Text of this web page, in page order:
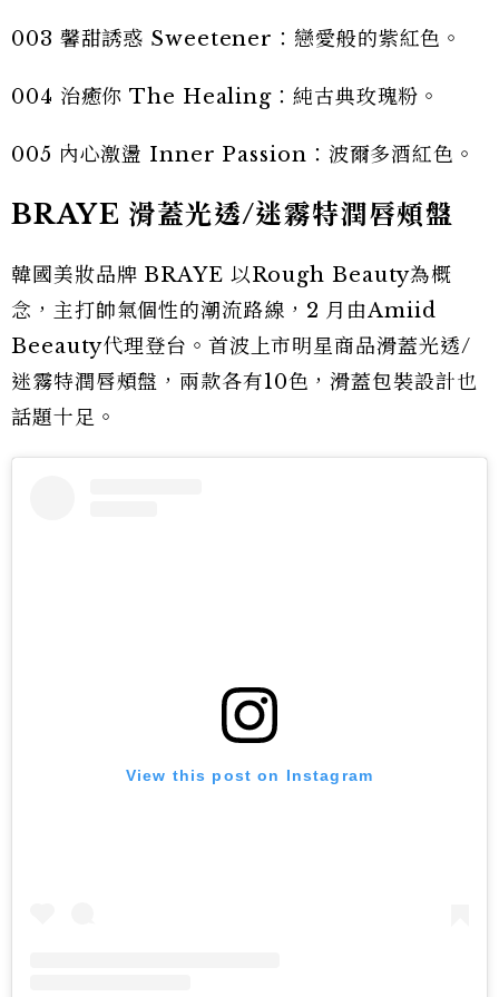
003 馨甜誘惑 Sweetener：戀愛般的紫紅色。
004 治癒你 The Healing：純古典玫瑰粉。
005 內心激盪 Inner Passion：波爾多酒紅色。
BRAYE 滑蓋光透/迷霧特潤唇頰盤
韓國美妝品牌 BRAYE 以Rough Beauty為概
念，主打帥氣個性的潮流路線，2 月由Amiid
Beeauty代理登台。首波上市明星商品滑蓋光透/
迷霧特潤唇頰盤，兩款各有10色，滑蓋包裝設計也
話題十足。
View this post on Instagram